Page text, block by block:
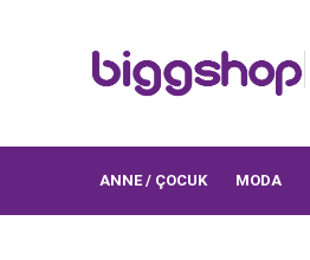
ANNE / ÇOCUK MODA